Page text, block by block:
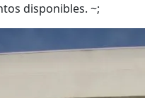
disponibles. ~;